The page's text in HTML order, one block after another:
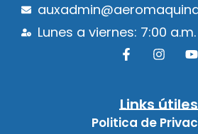
Lunes a viernes: 7:00
Links útiles
Politica de